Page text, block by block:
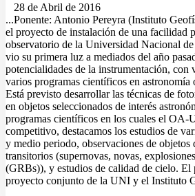
28 de Abril de 2016
...Ponente: Antonio Pereyra (Instituto
el proyecto de instalación de una facilidad
observatorio de la Universidad Nacional
vio su primera luz a mediados del año
potencialidades de la instrumentación, con
varios programas científicos en astronomía
Está previsto desarrollar las técnicas de
en objetos seleccionados de interés
programas científicos en los cuales el OA-
competitivo, destacamos los estudios de
y medio periodo, observaciones de objetos
transitorios (supernovas, novas,
(GRBs)), y estudios de calidad de cielo.
proyecto conjunto de la UNI y el Instituto